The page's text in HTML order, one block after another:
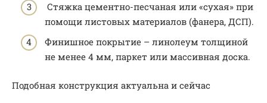
Стяжка цементно-песчаная или «сухая» при
помощи листовых материалов (фанера, ДСП).
Финишное покрытие – линолеум толщиной
не менее 4 мм, паркет или массивная доска.
Подобная конструкция актуальна и сейчас